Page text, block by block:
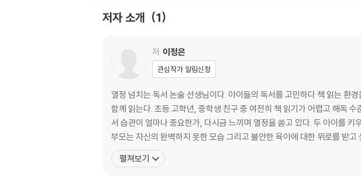
10장 부부, 아이와 함께 자라다《다르지만 틀리지 않아》
* 우리 아이 발달 이해하기 01* 프로이트 성격 발달 이론
PART 2 아이 마음을 읽어야 육아가 행복하다
1장 걱정 많고 소심한 아이 《그 녀석, 걱정》
2장 우리 집 수도꼭지 울보 《울보 나무》
3장 무조건 화부터 내는 아이《베티는 너무너무 화가 나!》 …
4장 뜻대로 될 때까지 떼쓰는 아이《망태 할아버지가 온다》
5장 자존감 낮은 아이 《천만의 말씀》
저자 소개 1
저 이정은
관심작가 알림신청
열정 넘치는 독서 논술 선생님이다. 아이들의 독서를 고민하다 책 읽는 환
함께 읽는다. 초등 고학년, 중학생 친구 중 여전히 책 읽기가 어렵고 해독
서 습관이 얼마나 중요한가, 다시금 느끼며 열정을 쏟고 있다. 두 아이를 키우는 불안한 엄마다. 그래서 부모는 연약한 인간에 지나지 않는다는 점을 항상 느끼고 반성한다.
부모는 자신의 완벽하지 못한 모습 그리고 불안한 육아에 대한 위로를 받고
펼쳐보기